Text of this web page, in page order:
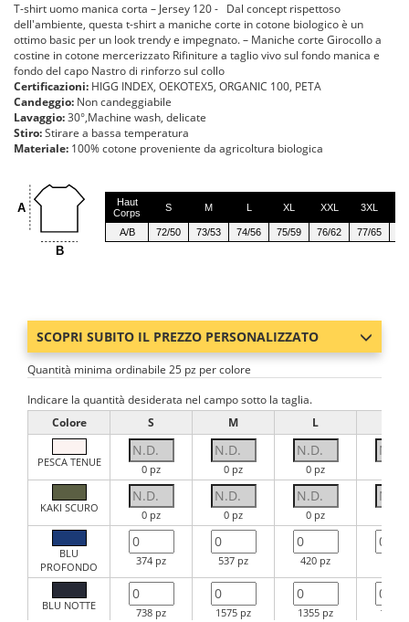
T-shirt uomo manica corta – Jersey 120 - Dal concept rispettoso
dell'ambiente, questa t-shirt a maniche corte in cotone biologico è un
ottimo basic per un look trendy e impegnato. – Maniche corte Girocollo a
costine in cotone mercerizzato Rifiniture a taglio vivo sul fondo manica e
fondo del capo Nastro di rinforzo sul collo
Certificazioni: HIGG INDEX, OEKOTEX5, ORGANIC 100, PETA
Candeggio: Non candeggiabile
Lavaggio:30°,Machine wash, delicate
Stiro:Stirare a bassa temperatura
Materiale: 100% cotone proveniente da agricoltura biologica
A
B
Haut
Corps
S M L XL XXL 3XL
A/B 72/50 73/53 74/56 75/59 76/62 77/65
SCOPRI SUBITO IL PREZZO PERSONALIZZATO
Quantità minima ordinabile 25 pz per colore
Indicare la quantità desiderata nel campo sotto la taglia.
Colore
S M L
PESCA TENUE
0 pz 0 pz 0 pz
KAKI SCURO
0 pz 0 pz 0 pz
BLU
PROFONDO
374 pz 537 pz 420 pz
BLU NOTTE
738 pz 1575 pz 1355 pz 1096